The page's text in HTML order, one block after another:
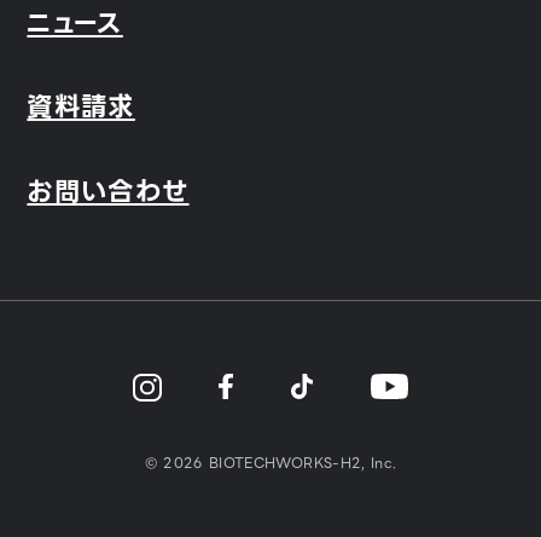
ニュース
資料請求
お問い合わせ
© 2026 BIOTECHWORKS-H2, Inc.